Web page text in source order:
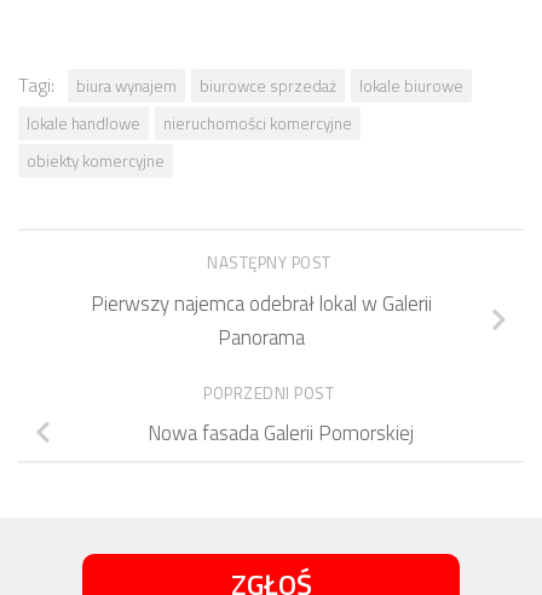
Tagi: biura wynajem biurowce sprzedaż
lokale biurowe
lokale handlowe
nieruchomości komercyjne
obiekty komercyjne
NASTĘPNY POST
Pierwszy najemca odebrał lokal w Galerii
Panorama
POPRZEDNI POST
Nowa fasada Galerii Pomorskiej
ZGŁOŚ